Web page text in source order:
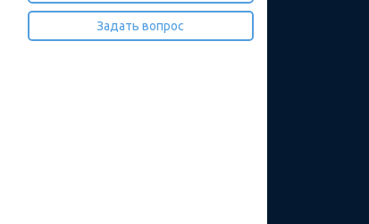
Задать вопрос